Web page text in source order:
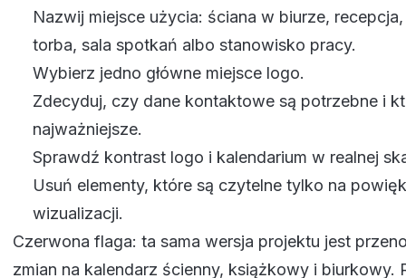
Nazwij miejsce użycia: ściana w biurze,
torba, sala spotkań albo stanowisko pracy.
Wybierz jedno główne miejsce logo.
Zdecyduj, czy dane kontaktowe są potrzebne i
najważniejsze.
Sprawdź kontrast logo i kalendarium w realnej
Usuń elementy, które są czytelne tylko na
wizualizacji.
Czerwona flaga: ta sama wersja projektu jest
zmian na kalendarz ścienny, książkowy i biurkowy.